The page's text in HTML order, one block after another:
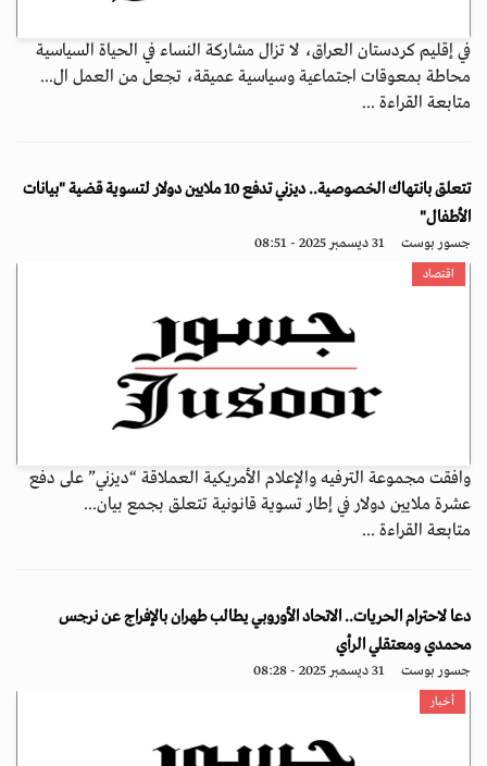
في إقليم كردستان العراق، لا تزال مشاركة النساء في الحياة السياسية
محاطة بمعوقات اجتماعية وسياسية عميقة، تجعل من العمل ال...
متابعة القراءة ...
تتعلق بانتهاك الخصوصية.. ديزني تدفع 10 ملايين دولار لتسوية قضية "بيانات
الأطفال"
جسور بوست 31 ديسمبر 2025 - 08:51
اقتصاد
وافقت مجموعة الترفيه والإعلام الأمريكية العملاقة “ديزني” على دفع
عشرة ملايين دولار في إطار تسوية قانونية تتعلق بجمع بيان...
متابعة القراءة ...
دعا لاحترام الحريات.. الاتحاد الأوروبي يطالب طهران بالإفراج عن نرجس
محمدي ومعتقلي الرأي
جسور بوست 31 ديسمبر 2025 - 08:28
أخبار